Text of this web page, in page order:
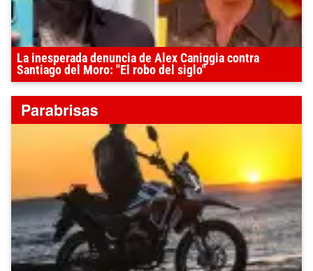
La inesperada denuncia de Alex Caniggia contra
Santiago del Moro: "El robo del siglo"